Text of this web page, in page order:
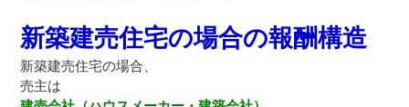
新築建売住宅の場合の報酬構造
新築建売住宅の場合、
売主は